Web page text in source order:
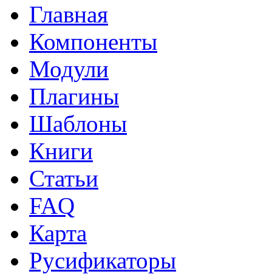
Главная
Компоненты
Модули
Плагины
Шаблоны
Книги
Статьи
FAQ
Карта
Русификаторы